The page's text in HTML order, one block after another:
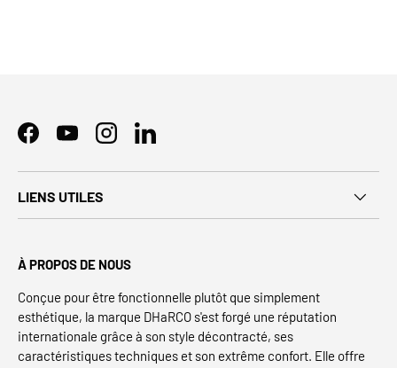
FacebookYouTubeInstagramLinkedIn
LIENS UTILES
À PROPOS DE NOUS
Conçue pour être fonctionnelle plutôt que simplement
esthétique, la marque DHaRCO s'est forgé une réputation
internationale grâce à son style décontracté, ses
caractéristiques techniques et son extrême confort. Elle offre